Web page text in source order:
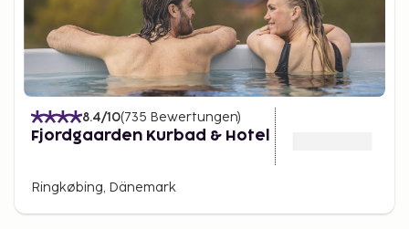
8.4/10(735 Bewertungen)
Fjordgaarden Kurbad & Hotel
Ringkøbing, Dänemark